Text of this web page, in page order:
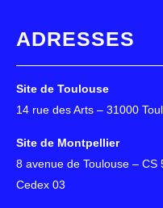
ADRESSES
Site de Toulouse
14 rue des Arts – 31000
Site de Montpellier
8 avenue de Toulouse –
Cedex 03